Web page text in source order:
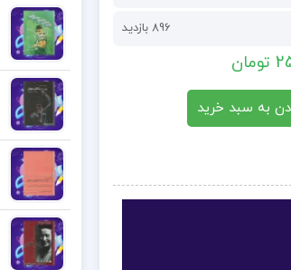
896 بازدید
به سبد خرید